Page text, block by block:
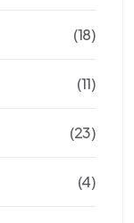
(18)
(11)
(23)
(4)